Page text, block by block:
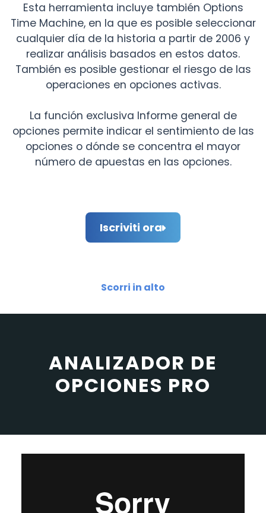
Esta herramienta incluye también Options
Time Machine, en la que es posible seleccionar
cualquier día de la historia a partir de 2006 y
realizar análisis basados en estos datos.
También es posible gestionar el riesgo de las
operaciones en opciones activas.
La función exclusiva Informe general de
opciones permite indicar el sentimiento de las
opciones o dónde se concentra el mayor
número de apuestas en las opciones.
Iscriviti ora
Scorri in alto
ANALIZADOR DE
OPCIONES PRO